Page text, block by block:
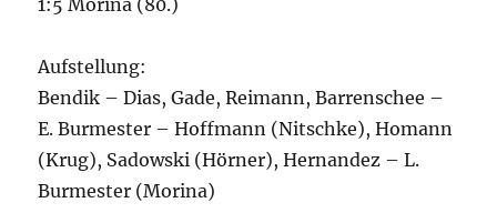
Aufstellung:
Bendik – Dias, Gade, Reimann, Barrenschee –
E. Burmester – Hoffmann (Nitschke), Homann
(Krug), Sadowski (Hörner), Hernandez – L.
Burmester (Morina)